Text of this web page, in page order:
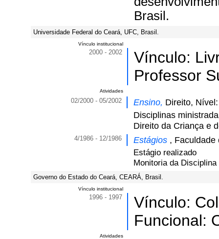
Brasil.
Universidade Federal do Ceará, UFC, Brasil.
Vínculo institucional
2000 - 2002
Vínculo:
Professor
Atividades
02/2000 - 05/2002 Ensino, Direito,
Disciplinas
Direito da Criança e
4/1986 - 12/1986 Estágios , Faculdade
Estágio realizado
Monitoria da
Governo do Estado do Ceará, CEARÁ, Brasil.
Vínculo institucional
1996 - 1997
Vínculo:
Funcional:
Atividades